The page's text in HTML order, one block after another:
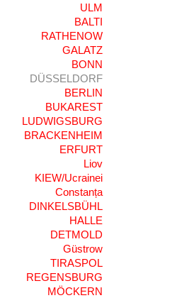
ULM
BALTI
RATHENOW
GALATZ
BONN
DÜSSELDORF
BERLIN
BUKAREST
LUDWIGSBURG
BRACKENHEIM
ERFURT
Liov
KIEW/Ucrainei
Constanța
DINKELSBÜHL
HALLE
DETMOLD
Güstrow
TIRASPOL
REGENSBURG
MÖCKERN